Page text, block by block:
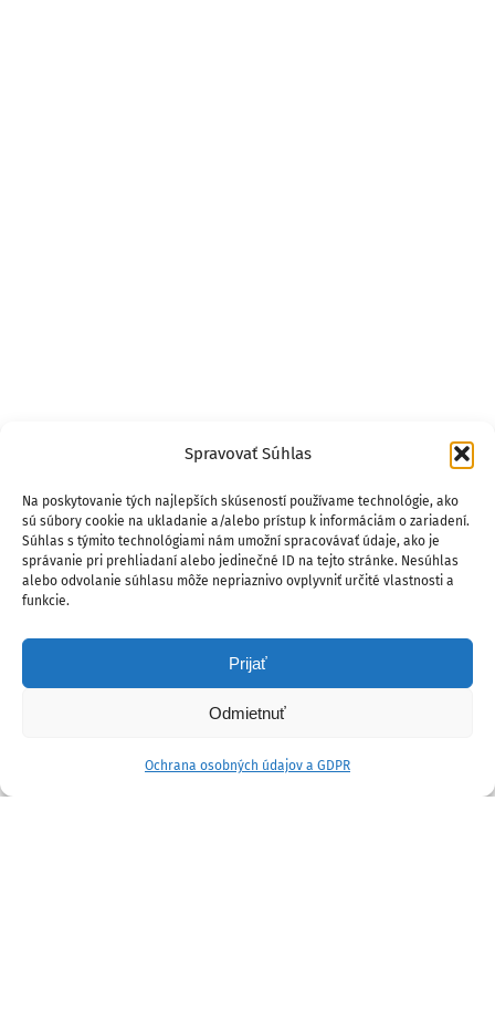
Spravovať Súhlas
Na poskytovanie tých najlepších skúseností používame technológie, ako
sú súbory cookie na ukladanie a/alebo prístup k informáciám o zariadení.
Súhlas s týmito technológiami nám umožní spracovávať údaje, ako je
správanie pri prehliadaní alebo jedinečné ID na tejto stránke. Nesúhlas
alebo odvolanie súhlasu môže nepriaznivo ovplyvniť určité vlastnosti a
funkcie.
Prijať
Odmietnuť
Ochrana osobných údajov a GDPR